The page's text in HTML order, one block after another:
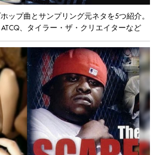
ップ曲とサンプリング元ネタを5つ紹介。
、タイラー・ザ・クリエイターなど